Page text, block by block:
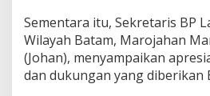
Sementara itu, Sekretaris BP
Wilayah Batam, Marojahan
(Johan), menyampaikan
dan dukungan yang diberikan